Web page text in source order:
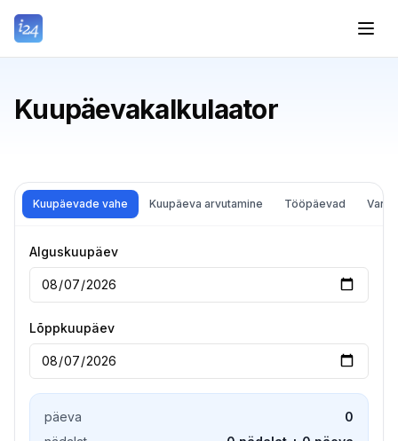
Kuupäevakalkulaator
Kuupäevade vahe Kuupäeva arvutamine Tööpäevad
Alguskuupäev
Lõppkuupäev
päeva
0